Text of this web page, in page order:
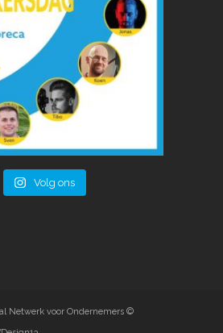
Volg ons
Netwerk voor Ondernemers ©